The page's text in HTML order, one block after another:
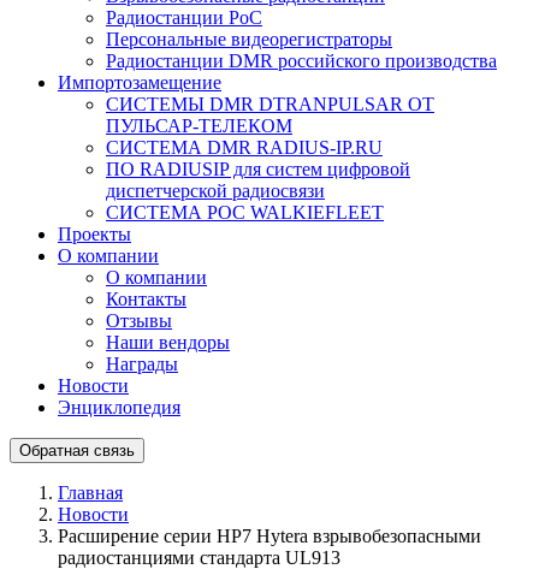
Радиостанции PoC
Персональные видеорегистраторы
Радиостанции DMR российского производства
Импортозамещение
СИСТЕМЫ DMR DTRANPULSAR ОТ
ПУЛЬСАР-ТЕЛЕКОМ
СИСТЕМА DMR RADIUS-IP.RU
ПО RADIUSIP для систем цифровой
диспетчерской радиосвязи
CИСТЕМА POC WALKIEFLEET
Проекты
О компании
О компании
Контакты
Отзывы
Наши вендоры
Награды
Новости
Энциклопедия
Обратная связь
Главная
Новости
Расширение серии HP7 Hytera взрывобезопасными
радиостанциями стандарта UL913